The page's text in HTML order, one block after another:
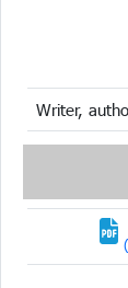
Writer,